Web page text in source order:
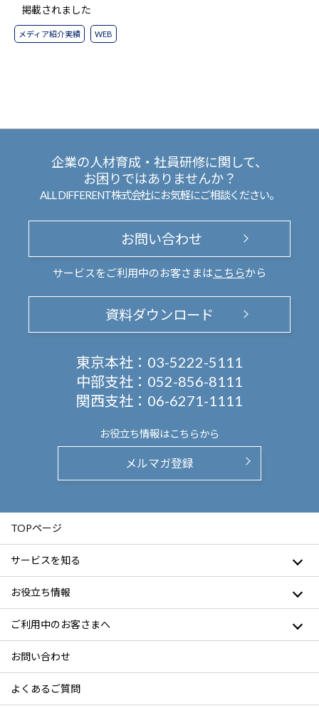
掲載されました
メディア紹介実績 WEB
企業の人材育成・社員研修に関して、
お困りではありませんか？
ALL DIFFERENT株式会社にお気軽にご相談ください。
お問い合わせ
サービスをご利用中のお客さまは こちらから
資料ダウンロード
東京本社： 03-5222-5111
中部支社： 052-856-8111
関西支社： 06-6271-1111
お役立ち情報はこちらから
メルマガ登録
TOPページ
サービスを知る
お役立ち情報
ご利用中のお客さまへ
お問い合わせ
よくあるご質問